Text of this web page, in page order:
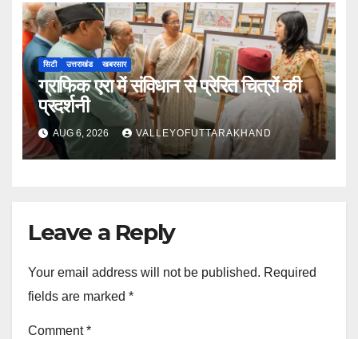
सिटी उत्तराखंड खबरसार
ग्राफिक एरा में संविधान से प्रेरित चित्रों की
प्रदर्शनी
AUG 6, 2026 VALLEYOFUTTARAKHAND
Leave a Reply
Your email address will not be published. Required
fields are marked *
Comment*